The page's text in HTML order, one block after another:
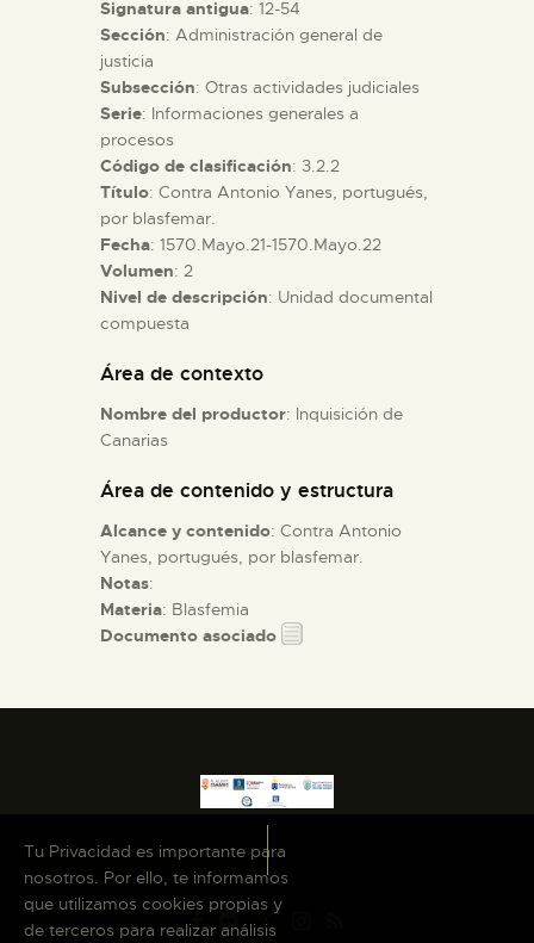
PREPARAR LA VISITA
ACTIVIDADES
█
EL MUSEO
COLECCIONES
Signatura antigua: 12-54
Sección: Administración general de
justicia
Subsección: Otras actividades judiciales
Serie: Informaciones generales a
procesos
Código de clasificación: 3.2.2
Título: Contra Antonio Yanes, portugués,
por blasfemar.
Fecha: 1570.Mayo.21-1570.Mayo.22
Volumen: 2
Nivel de descripción: Unidad documental
compuesta
Área de contexto
Nombre del productor: Inquisición de
Canarias
Área de contenido y estructura
Alcance y contenido: Contra Antonio
Yanes, portugués, por blasfemar.
Notas:
Materia: Blasfemia
Documento asociado
Tu Privacidad es importante para
nosotros. Por ello, te informamos
que utilizamos cookies propias y
de terceros para realizar análisis